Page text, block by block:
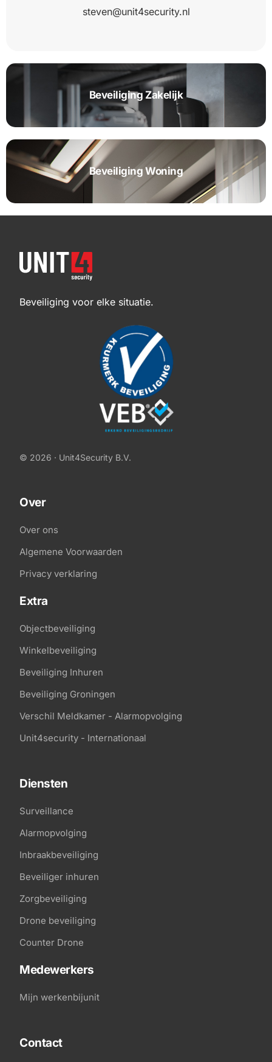
steven@unit4security.nl
Beveiliging Zakelijk
Beveiliging Woning
Beveiliging voor elke situatie.
© 2026 · Unit4Security B.V.
Over
Over ons
Algemene Voorwaarden
Privacy verklaring
Extra
Objectbeveiliging
Winkelbeveiliging
Beveiliging Inhuren
Beveiliging Groningen
Verschil Meldkamer - Alarmopvolging
Unit4security - Internationaal
Diensten
Surveillance
Alarmopvolging
Inbraakbeveiliging
Beveiliger inhuren
Zorgbeveiliging
Drone beveiliging
Counter Drone
Medewerkers
Mijn werkenbijunit
Contact